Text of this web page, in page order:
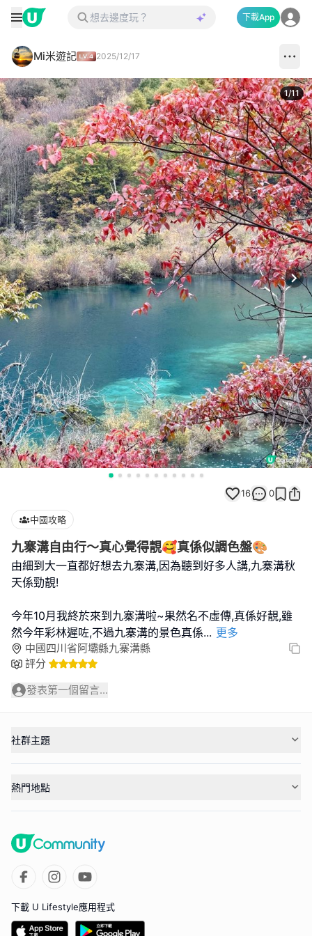
下載App
Mi米遊記 2025/12/17
1/11
16 0
中國攻略
九寨溝自由行～真心覺得靚🥰真係似調色盤🎨
由細到大一直都好想去九寨溝,因為聽到好多人講,九寨溝秋
天係勁靚!
今年10月我終於來到九寨溝啦~果然名不虛傳,真係好靚,雖
然今年彩林遲咗,不過九寨溝的景色真係... 更多
中國四川省阿壩縣九寨溝縣
評分
發表第一個留言...
社群主題
熱門地點
下載 U Lifestyle應用程式